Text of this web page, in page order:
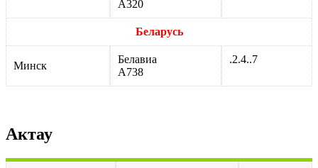
А320
Беларусь
Минск
Белавиа
А738
.2.4..7
Актау